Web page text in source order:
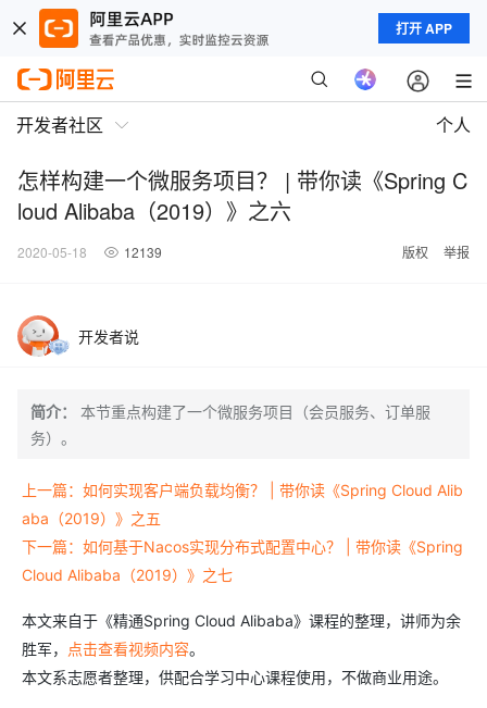
打开 APP
开发者社区 个人
怎样构建一个微服务项目？ | 带你读《Spring C
loud Alibaba（2019）》之六
2020-05-18 12139 版权 举报
开发者说
简介：
本节重点构建了一个微服务项目（会员服务、订单服
务）。
上一篇：如何实现客户端负载均衡？ | 带你读《Spring Cloud Alib
aba（2019）》之五
下一篇：如何基于Nacos实现分布式配置中心？ | 带你读《Spring
Cloud Alibaba（2019）》之七
本文来自于《精通Spring Cloud Alibaba》课程的整理，讲师为余
胜军，
点击查看视频内容。
本文系志愿者整理，供配合学习中心课程使用，不做商业用途。